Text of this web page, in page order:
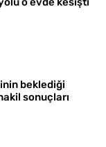
beklediği
sonuçları